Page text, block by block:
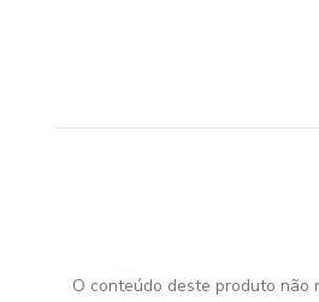
O conteúdo deste produto não